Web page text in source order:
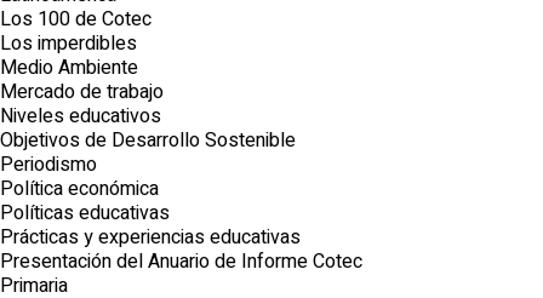
Los 100 de Cotec
Los imperdibles
Medio Ambiente
Mercado de trabajo
Niveles educativos
Objetivos de Desarrollo Sostenible
Periodismo
Política económica
Políticas educativas
Prácticas y experiencias educativas
Presentación del Anuario de Informe Cotec
Primaria